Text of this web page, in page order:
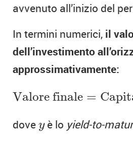
avvenuto all’inizio del
In termini numerici, il
dell’investimento
approssimativamente:
Valore finale =
Valore finale =
dove y
yè lo yield-to-